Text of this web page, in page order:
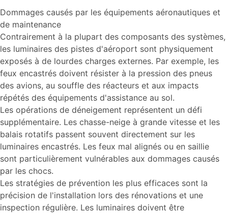
Dommages causés par les équipements aéronautiques et
de maintenance
Contrairement à la plupart des composants des systèmes,
les luminaires des pistes d'aéroport sont physiquement
exposés à de lourdes charges externes. Par exemple, les
feux encastrés doivent résister à la pression des pneus
des avions, au souffle des réacteurs et aux impacts
répétés des équipements d'assistance au sol.
Les opérations de déneigement représentent un défi
supplémentaire. Les chasse-neige à grande vitesse et les
balais rotatifs passent souvent directement sur les
luminaires encastrés. Les feux mal alignés ou en saillie
sont particulièrement vulnérables aux dommages causés
par les chocs.
Les stratégies de prévention les plus efficaces sont la
précision de l'installation lors des rénovations et une
inspection régulière. Les luminaires doivent être